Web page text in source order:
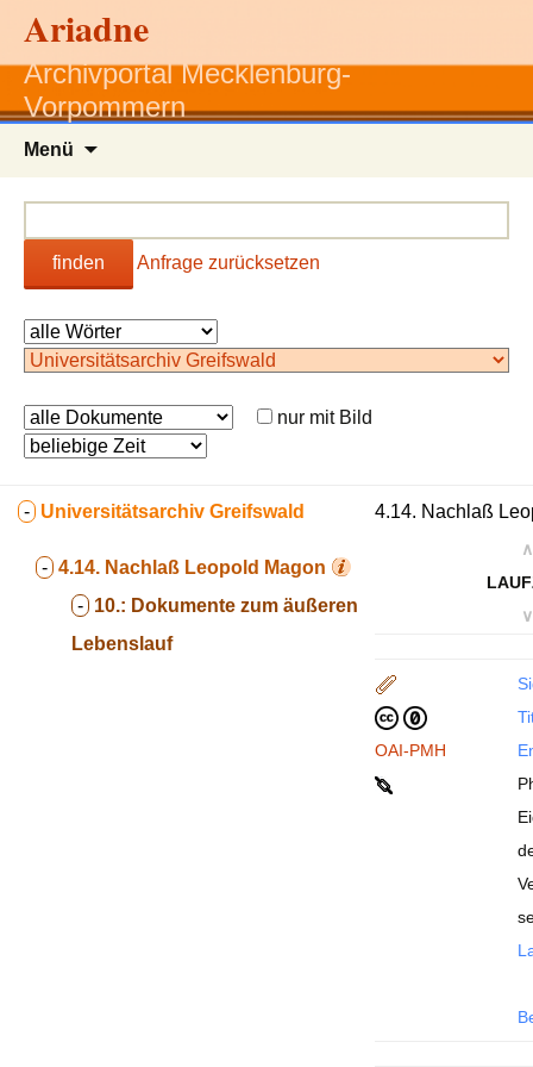
Ariadne
Archivportal Mecklenburg-
Vorpommern
Menü
finden Anfrage zurücksetzen
nur mit Bild
- Universitätsarchiv Greifswald
- 4.14. Nachlaß Leopold Magon
- 10.: Dokumente zum äußeren
Lebenslauf
4.14. Nachlaß
∧
∨
OAI-PMH